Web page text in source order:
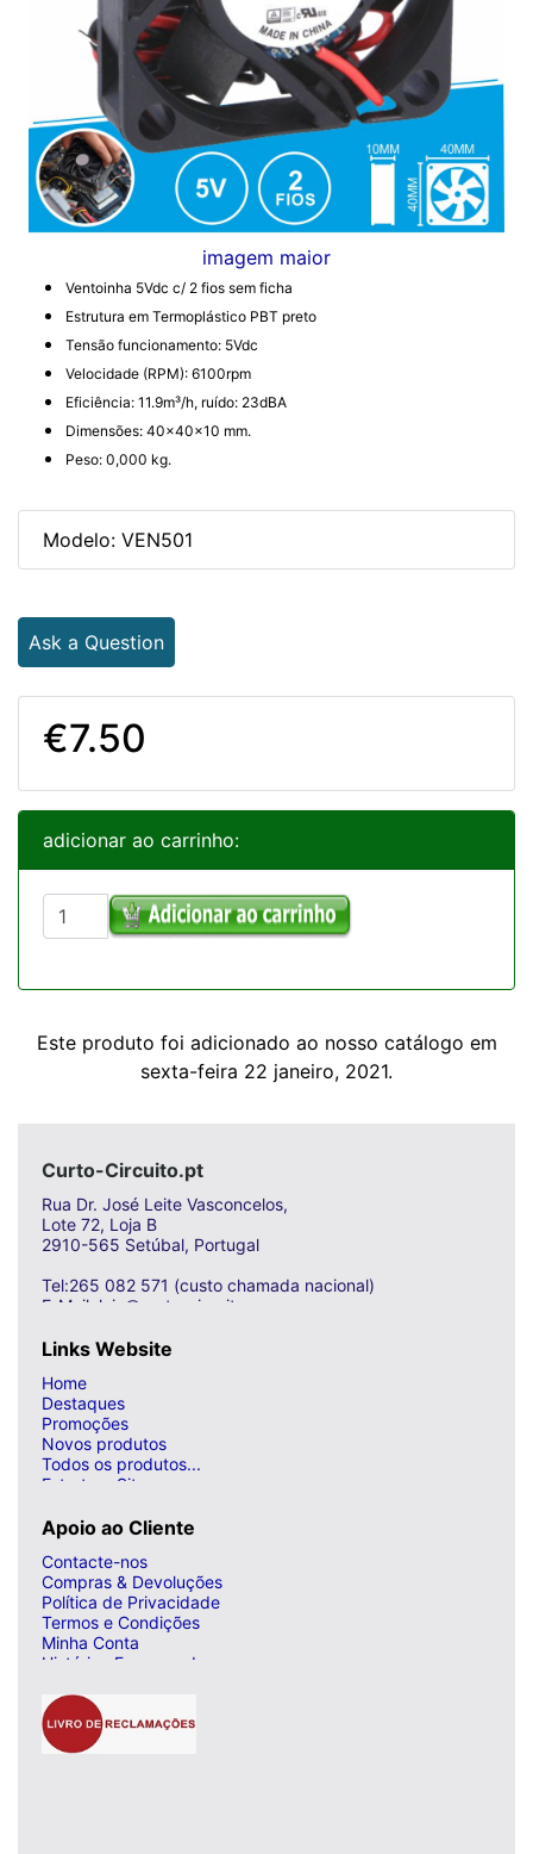
imagem maior
Ventoinha 5Vdc c/ 2 fios sem ficha
Estrutura em Termoplástico PBT preto
Tensão funcionamento: 5Vdc
Velocidade (RPM): 6100rpm
Eficiência: 11.9m³/h, ruído: 23dBA
Dimensões: 40x40x10 mm.
Peso: 0,000 kg.
Modelo: VEN501
Ask a Question
€7.50
adicionar ao carrinho:
Este produto foi adicionado ao nosso catálogo em
sexta-feira 22 janeiro, 2021.
Curto-Circuito.pt
Rua Dr. José Leite Vasconcelos,
Lote 72, Loja B
2910-565 Setúbal, Portugal
Tel:265 082 571 (custo chamada nacional)
E-Mail: loja@curto-circuito.com
Links Website
Home
Destaques
Promoções
Novos produtos
Todos os produtos...
Estrutura Site
Apoio ao Cliente
Contacte-nos
Compras & Devoluções
Política de Privacidade
Termos e Condições
Minha Conta
Histórico Encomendas